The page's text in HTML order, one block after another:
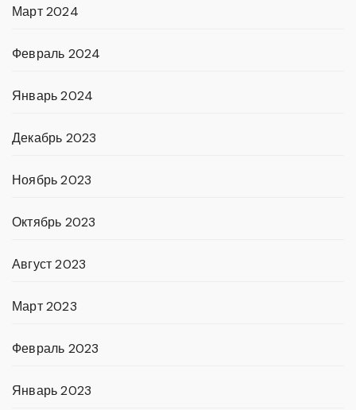
Март 2024
Февраль 2024
Январь 2024
Декабрь 2023
Ноябрь 2023
Октябрь 2023
Август 2023
Март 2023
Февраль 2023
Январь 2023